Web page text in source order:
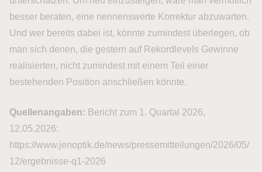
besser beraten, eine nennenswerte Korrektur abzuwarten.
Und wer bereits dabei ist, könnte zumindest überlegen, ob
man sich denen, die gestern auf Rekordlevels Gewinne
realisierten, nicht zumindest mit einem Teil einer
bestehenden Position anschließen könnte.
Quellenangaben: Bericht zum 1. Quartal 2026,
12.05.2026:
https://www.jenoptik.de/news/pressemitteilungen/2026/05/
12/ergebnisse-q1-2026